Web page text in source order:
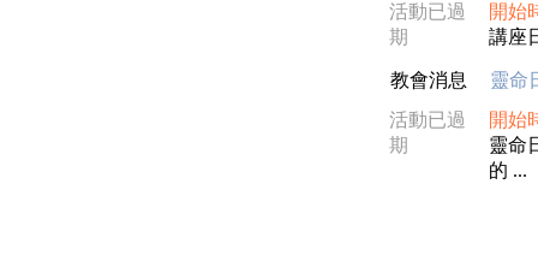
活動已過
期
開始
講座
教會消息
靈命
活動已過
期
開始
靈命
的 ...